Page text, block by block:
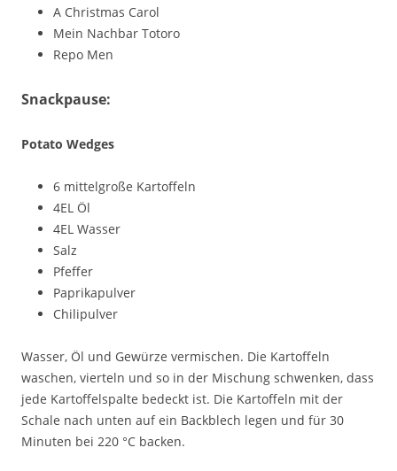
A Christmas Carol
Mein Nachbar Totoro
Repo Men
Snackpause:
Potato Wedges
6 mittelgroße Kartoffeln
4EL Öl
4EL Wasser
Salz
Pfeffer
Paprikapulver
Chilipulver
Wasser, Öl und Gewürze vermischen. Die Kartoffeln
waschen, vierteln und so in der Mischung schwenken, dass
jede Kartoffelspalte bedeckt ist. Die Kartoffeln mit der
Schale nach unten auf ein Backblech legen und für 30
Minuten bei 220 °C backen.